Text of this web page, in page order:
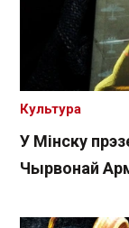
У Мінску
Чырвонай
Культура